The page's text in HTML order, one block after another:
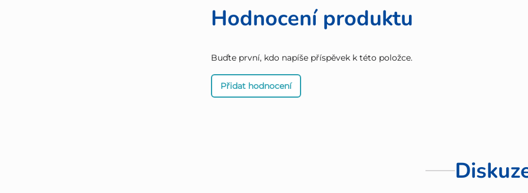
Hodnocení produktu
Buďte první, kdo napíše příspěvek k této položce.
Přidat hodnocení